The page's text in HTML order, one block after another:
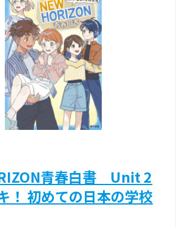
青春白書 Unit 2
！ 初めての日本の学校